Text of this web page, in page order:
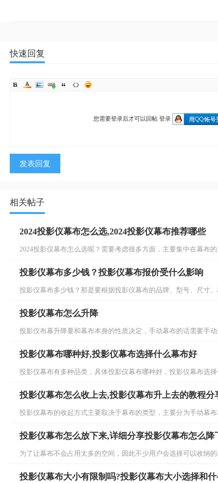
快速回复
您需要登录后才可以回帖 登录
发表回复
相关帖子
2024投影仪幕布怎么选,2024投影仪幕布推荐哪些
2024投影仪幕布怎么选呢？需要考虑很多方面，主要集中在幕布
投影仪幕布多少钱？投影仪幕布报价受什么影响
投影仪幕布多少钱？那是要根据投影仪幕布的品牌、型号、尺寸
投影仪幕布怎么升降
投影仪布幕升降要和幕布本身的性质决定，手动幕布的话需要手
投影仪幕布哪种好,投影仪幕布选择什么幕布好
投影仪幕布有多种品类，具体投影仪幕布哪种好，投影仪幕布选
投影仪幕布怎么收上去,投影仪幕布升上去的教程分
投影仪幕布的收起方式主要取决于幕布的类型，主要分为手动幕
投影仪幕布怎么放下来,详细分享投影仪幕布怎么降
为了让幕布不会占用太多的空间，因此不少用户会选择可以收纳
投影仪幕布大小有限制吗?投影仪幕布大小选择和